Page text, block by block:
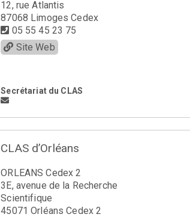
12, rue Atlantis
87068 Limoges Cedex
05 55 45 23 75
Site Web
Secrétariat du CLAS
CLAS d’Orléans
ORLEANS Cedex 2
3E, avenue de la Recherche
Scientifique
45071 Orléans Cedex 2